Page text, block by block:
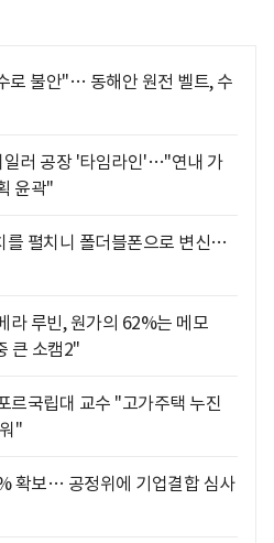
로 불안"… 동해안 원전 벨트, 수
일러 공장 '타임라인'…"연내 가
윤곽"
를 펼치니 폴더블폰으로 변신…
라 루빈, 원가의 62%는 메모
큰 소캠2"
르국립대 교수 "고가주택 누진
"
확보… 공정위에 기업결합 심사